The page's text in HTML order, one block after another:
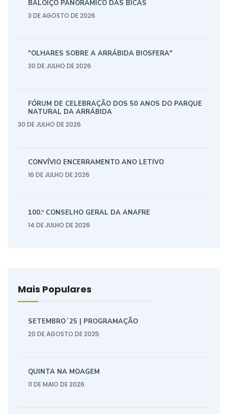
BALOIÇO PANORÂMICO DAS BICAS
3 DE AGOSTO DE 2026
"OLHARES SOBRE A ARRÁBIDA BIOSFERA"
30 DE JULHO DE 2026
FÓRUM DE CELEBRAÇÃO DOS 50 ANOS DO PARQUE
NATURAL DA ARRÁBIDA
30 DE JULHO DE 2026
CONVÍVIO ENCERRAMENTO ANO LETIVO
16 DE JULHO DE 2026
100.º CONSELHO GERAL DA ANAFRE
14 DE JULHO DE 2026
Mais Populares
SETEMBRO´25 | PROGRAMAÇÃO
20 DE AGOSTO DE 2025
QUINTA NA MOAGEM
11 DE MAIO DE 2026